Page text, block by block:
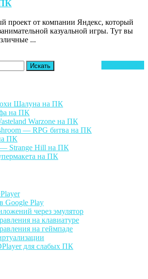
Плюс
на
ПК
от компании Яндекс, который
казуальной игры. Тут вы
...
Шалуна на ПК
на ПК
Warzone на ПК
— RPG битва на ПК
ПК
Strange Hill на ПК
на ПК
Google Play
через эмулятор
на клавиатуре
на геймпаде
для слабых ПК